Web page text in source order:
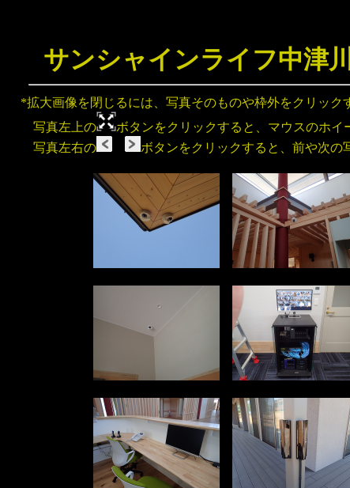
サンシャインライフ中津
*拡大画像を閉じるには、写真そのものや枠外をクリック
写真左上の
ボタンをクリックすると、マウスのホイ
写真左右の
ボタンをクリックすると、前や次の